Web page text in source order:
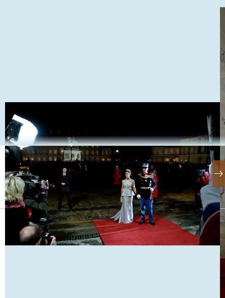
Foto: Christian Meyer, Kongehuset
Se også